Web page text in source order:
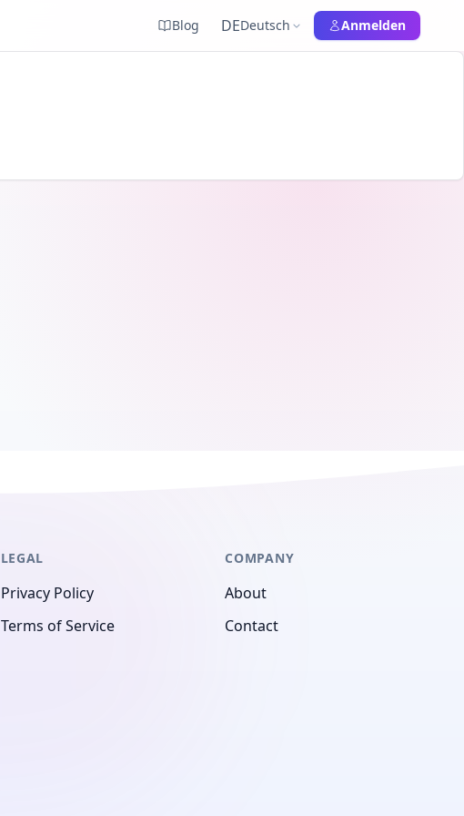
Blog DEDeutsch Anmelden
LEGAL
Privacy Policy
Terms of Service
COMPANY
About
Contact